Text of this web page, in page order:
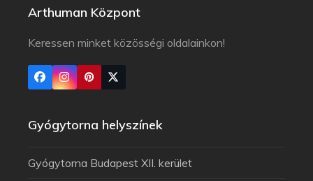
Arthuman Központ
Keressen minket közösségi oldalainkon!
Gyógytorna helyszínek
Gyógytorna Budapest XII. kerület